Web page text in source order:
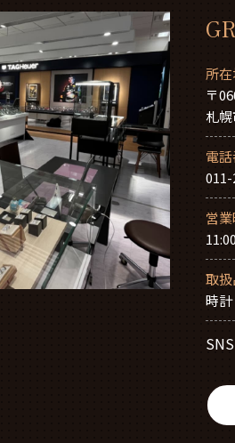
所
〒
札
電
営
取扱
時
SNS